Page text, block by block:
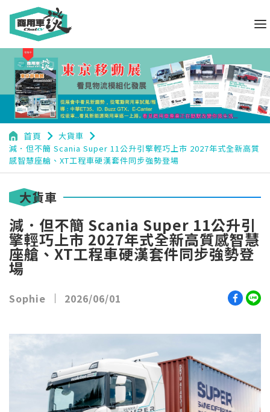
首頁 navigate_next 大貨車 navigate_next
減．但不簡 Scania Super 11公升引擎輕巧上市 2027年式全新高質
感智慧座艙、XT工程車硬漢套件同步強勢登場
大貨車
減．但不簡 Scania Super 11公升引
擎輕巧上市 2027年式全新高質感智慧
座艙、XT工程車硬漢套件同步強勢登
場
Sophie 2026/06/01